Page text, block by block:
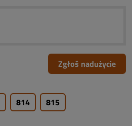
Zgłoś nadużycie
814 815